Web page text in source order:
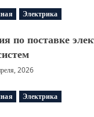
Электрика
по поставке
2026
Электрика